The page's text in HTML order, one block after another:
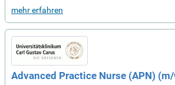
mehr erfahren
Advanced Practice Nurse (APN)